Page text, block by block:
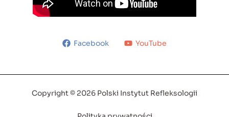
Facebook YouTube
Copyright © 2026 Polski Instytut Refleksologii